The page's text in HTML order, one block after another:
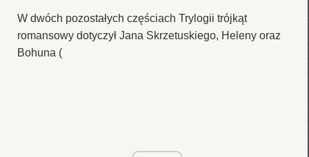
W dwóch pozostałych częściach Trylogii trójkąt
romansowy dotyczył Jana Skrzetuskiego, Heleny oraz
Bohuna (